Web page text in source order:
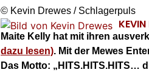
© Kevin Drewes / Schlagerpuls
KEVIN
Maite Kelly hat mit ihren
dazu lesen). Mit der Mewes
Das Motto: „HITS.HITS.HITS…